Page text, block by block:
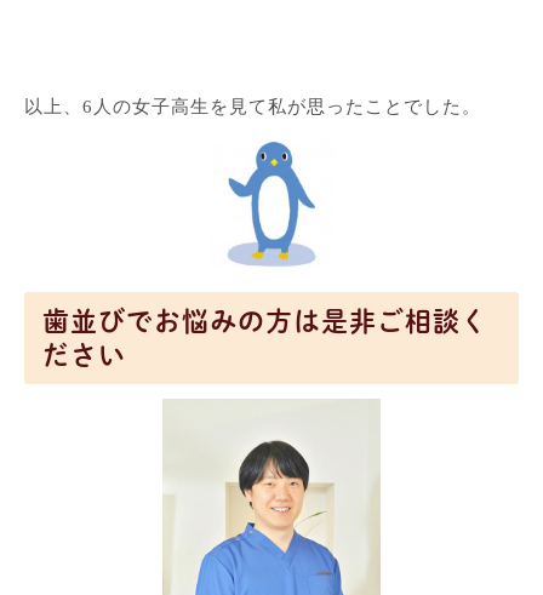
以上、6人の女子高生を見て私が思ったことでした。
歯並びでお悩みの方は是非ご相談く
ださい